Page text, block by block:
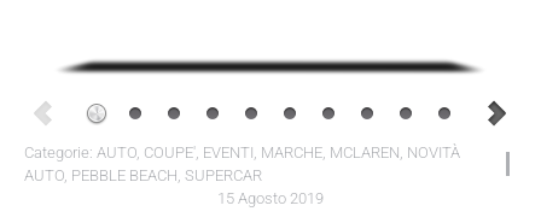
Categorie: AUTO, COUPE', EVENTI, MARCHE, MCLAREN, NOVITÀ
AUTO, PEBBLE BEACH, SUPERCAR
15 Agosto 2019